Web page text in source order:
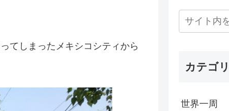
てしまったメキシコシティから
カテゴ
世界一周